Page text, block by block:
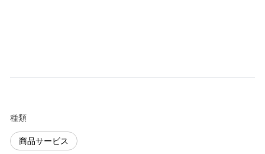
種類
商品サービス